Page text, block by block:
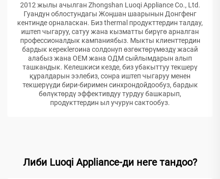
2012 жылы ачылган Zhongshan Luoqi Appliance Co., Ltd.
Гуандун облостундагы Жоңшан шаарынын Донгфенг
кентинде орналаскан. Биз thermal продукттердин талдау,
иштеп чыгаруу, сатуу жана кызматты бирүгө арналган
профессионалдык кампаниябыз. Мыкты клиенттердин
бардык керекleroина солдонуп өзгөктөрүмөздү жасай
алабыз жана ОЕМ жана ОДМ сыйлымдарын алып
ташкандык. Келешкиси кезде, биз убакыттуу текшерү
құралдарын ээлебиз, сонра иштеп чыгаруу менен
текшерүүди бири-биримен синхрондойдообуз, бардык
бөлүктөрдү эффективдуу турдуу башкарып,
продукттердин ыл учурун сактообуз.
Либи Luoqi Appliance-ди неге тандоо?